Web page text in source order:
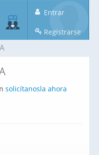
Entrar
Registrarse
solicítanosla ahora